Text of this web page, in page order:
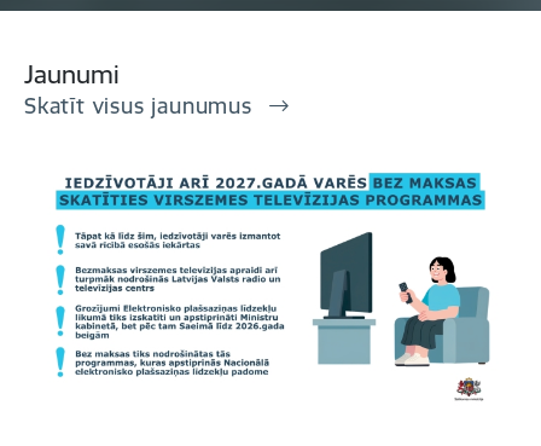
Jaunumi
Skatīt visus jaunumus